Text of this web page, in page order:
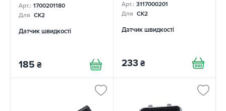
Арт.: 1700201180
Для CK2
Датчик швидкості
185 ₴
Арт.: 3117000201
Для CK2
Датчик швидкості
233 ₴